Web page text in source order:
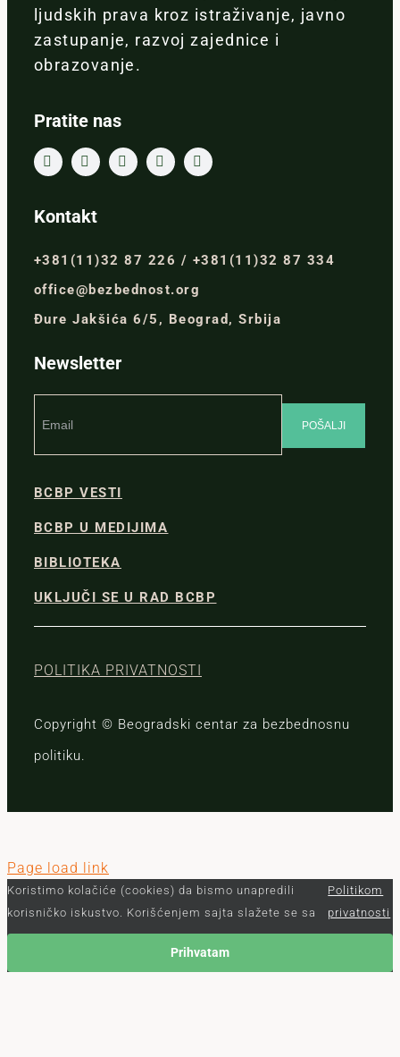
ljudskih prava kroz istraživanje, javno
zastupanje, razvoj zajednice i
obrazovanje.
Pratite nas
Kontakt
+381(11)32 87 226 / +381(11)32 87 334
office@bezbednost.org
Đure Jakšića 6/5, Beograd, Srbija
Newsletter
BCBP VESTI
BCBP U MEDIJIMA
BIBLIOTEKA
UKLJUČI SE U RAD BCBP
POLITIKA PRIVATNOSTI
Copyright © Beogradski centar za bezbednosnu
politiku.
Page load link
Koristimo kolačiće (cookies) da bismo unapredili
korisničko iskustvo. Korišćenjem sajta slažete se sa
Politikom
privatnosti
Prihvatam